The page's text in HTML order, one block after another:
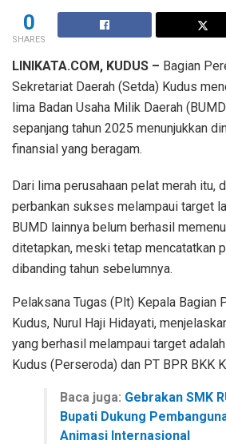
0
SHARES
LINIKATA.COM, KUDUS – Bagian
Sekretariat Daerah (Setda) Kudus
lima Badan Usaha Milik Daerah
sepanjang tahun 2025 menunjukkan
finansial yang beragam.
Dari lima perusahaan pelat merah itu,
perbankan sukses melampaui target
BUMD lainnya belum berhasil
ditetapkan, meski tetap mencatatkan
dibanding tahun sebelumnya.
Pelaksana Tugas (Plt) Kepala Bagian
Kudus, Nurul Haji Hidayati,
yang berhasil melampaui target
Kudus (Perseroda) dan PT BPR BKK
Baca juga: Gebrakan SMK
Bupati Dukung
Animasi Internasional